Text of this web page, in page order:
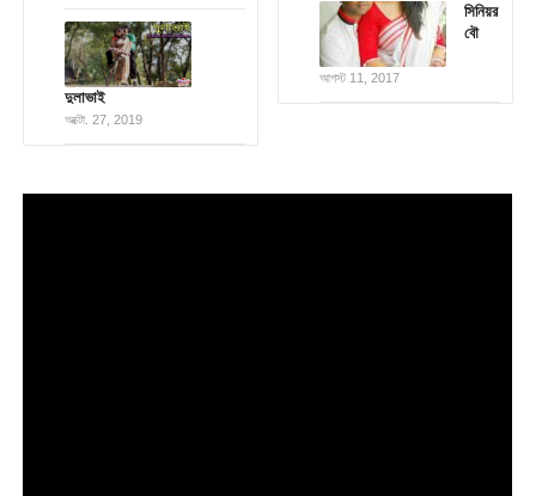
দুলাভাই
অক্টো. 27, 2019
সিনিয়র
বৌ
আগস্ট 11, 2017